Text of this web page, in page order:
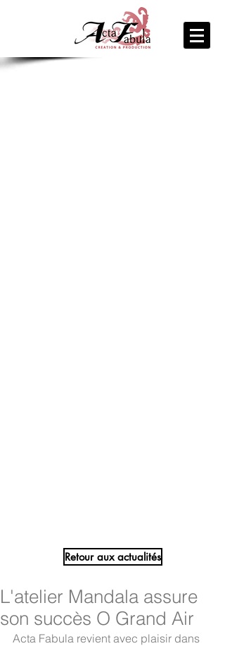
Retour aux actualités
L'atelier Mandala assure
son succès O Grand Air
Acta Fabula revient avec plaisir dans